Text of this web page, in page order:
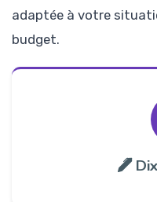
adaptée à votre
budget.